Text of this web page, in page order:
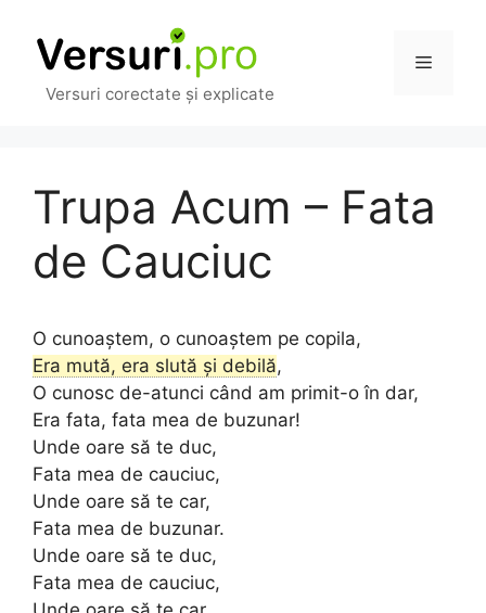
conținut
Versuri corectate și explicate
Meniu
Trupa Acum – Fata
de Cauciuc
O cunoaștem, o cunoaștem pe copila,
Era mută, era slută și debilă,
O cunosc de-atunci când am primit-o în dar,
Era fata, fata mea de buzunar!
Unde oare să te duc,
Fata mea de cauciuc,
Unde oare să te car,
Fata mea de buzunar.
Unde oare să te duc,
Fata mea de cauciuc,